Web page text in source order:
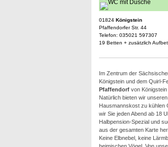
01824 Königstein
Pfaffendorfer Str. 44
Telefon: 035021 597307
19 Betten + zusätzlich
Im Zentrum der
Königstein und dem Quirl-
Pfaffendorfvon Königstein
Natürlich bieten wir
Hausmannskost zu kühlen
wir Sie jeden Abend ab 18
Halbpension-Spezial und
aus der gesamten Karte
Keine Elbnebel, keine